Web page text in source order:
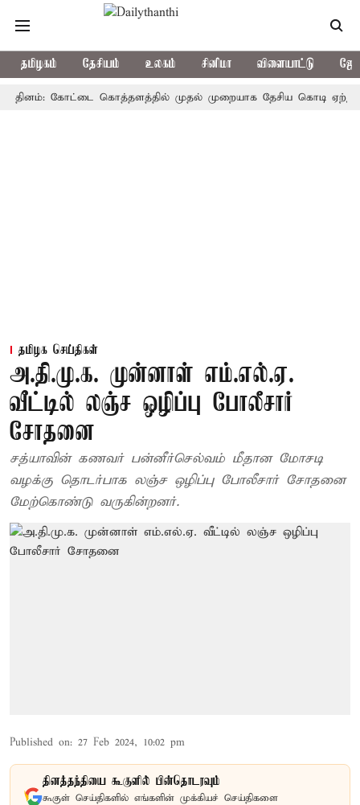
தமிழகம் தேசியம் உலகம் சினிமா விளையாட்டு
கோட்டை கொத்தளத்தில் முதல் முறையாக தேசிய கொடி
தமிழக செய்திகள்
அ.தி.மு.க. முன்னாள் எம்.எல்.ஏ.
வீட்டில் லஞ்ச ஒழிப்பு போலீசார்
சோதனை
சத்யாவின் கணவர் பன்னீர்செல்வம் மீதான மோசடி
வழக்கு தொடர்பாக லஞ்ச ஒழிப்பு போலீசார் சோதனை
மேற்கொண்டு வருகின்றனர்.
Published on: 27 Feb 2024, 10:02 pm
தினத்தந்தியை கூகுளில் பின்தொடரவும்
கூகுள் செய்திகளில் எங்களின் முக்கியச் செய்திகளை